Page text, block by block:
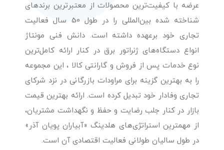
عرضه با کیفیت‌ترین محصولات از معتبرترین برندهای
شناخته شده بین‌المللی را در طول 50 سال فعالیت
تجاری خود برعهده داشته است. دانش فنی مونتاژ
انواع دستگاه‌های ژنراتور برق در کنار ارائه کامل‌ترین
نوع خدمات پس از فروش و گارانتی کالا ، این مجموعه
را به بهترین گزینه برای مراودات بازرگانی در نزد شرکای
تجاری وفادار خود تبدیل کرده است. ارائه بهترین قیمت
بازار در کنار جلب رضایت و حفظ و نگهداشت مشتریان،
از مهمترین استراتژی‌های هلدینگ «آبیاران پویان آذر»
در طول سالیان طولانی فعالیت اقتصادی آن است.